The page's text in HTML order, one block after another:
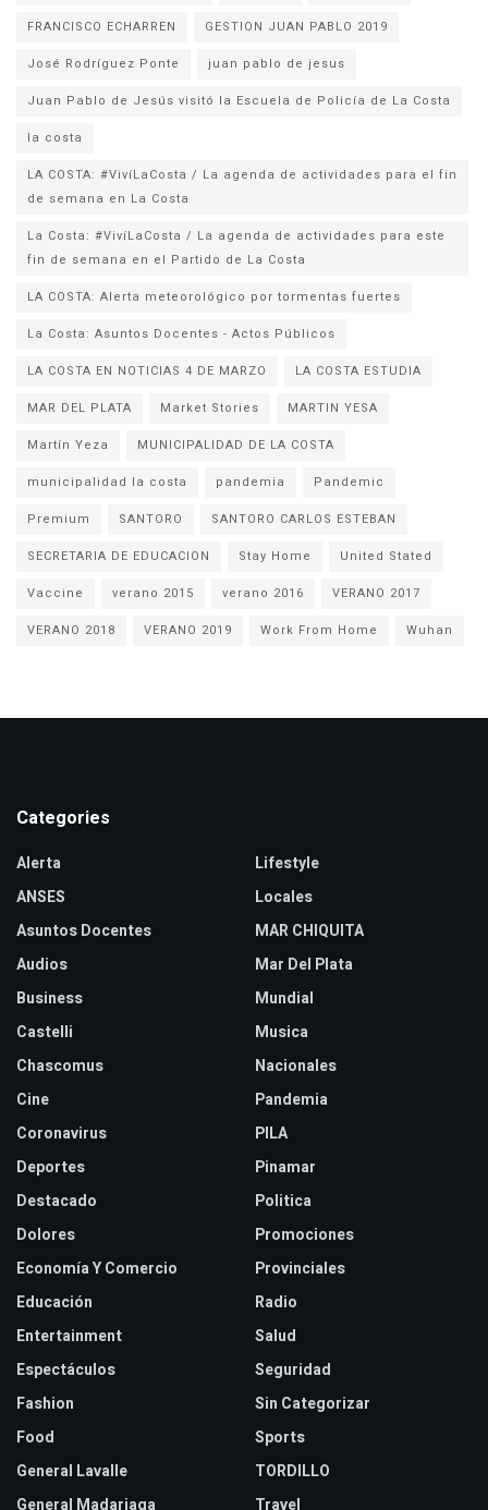
FRANCISCO ECHARREN
GESTION JUAN PABLO 2019
José Rodríguez Ponte
juan pablo de jesus
la costa
LA COSTA: #VivíLaCosta / La agenda de actividades para el fin
de semana en La Costa
La Costa: #VivíLaCosta / La agenda de actividades para este
fin de semana en el Partido de La Costa
LA COSTA: Alerta meteorológico por tormentas fuertes
La Costa: Asuntos Docentes - Actos Públicos
LA COSTA EN NOTICIAS 4 DE MARZO
LA COSTA ESTUDIA
MAR DEL PLATA
Market Stories
MARTIN YESA
Martín Yeza
MUNICIPALIDAD DE LA COSTA
municipalidad la costa
pandemia
Pandemic
Premium
SANTORO
SANTORO CARLOS ESTEBAN
SECRETARIA DE EDUCACION
Stay Home
United Stated
Vaccine
verano 2015 verano 2016
VERANO 2017
VERANO 2018
VERANO 2019 Work From Home Wuhan
Categories
Alerta
ANSES
Asuntos Docentes
Audios
Business
Castelli
Chascomus
Cine
Coronavirus
Deportes
Destacado
Dolores
Economía Y Comercio
Educación
Entertainment
Espectáculos
Fashion
Food
General Lavalle
General Madariaga
Lifestyle
Locales
MAR CHIQUITA
Mar Del Plata
Mundial
Musica
Nacionales
Pandemia
PILA
Pinamar
Politica
Promociones
Provinciales
Radio
Salud
Seguridad
Sin Categorizar
Sports
TORDILLO
Travel